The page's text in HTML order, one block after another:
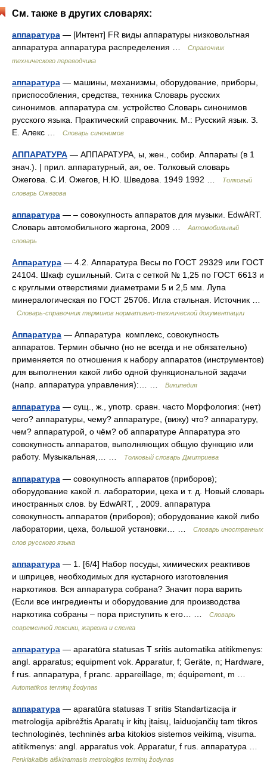
См. также в других словарях:
аппаратура — [Интент] FR виды аппаратуры низковольтная
аппаратура аппаратура распределения …
Справочник
технического переводчика
аппаратура — машины, механизмы, оборудование, приборы,
приспособления, средства, техника Словарь русских
синонимов. аппаратура см. устройство Словарь синонимов
русского языка. Практический справочник. М.: Русский язык. З.
Е. Алекс …
Словарь синонимов
АППАРАТУРА — АППАРАТУРА, ы, жен., собир. Аппараты (в 1
знач.). | прил. аппаратурный, ая, ое. Толковый словарь
Ожегова. С.И. Ожегов, Н.Ю. Шведова. 1949 1992 …
Толковый
словарь Ожегова
аппаратура — – совокупность аппаратов для музыки. EdwART.
Словарь автомобильного жаргона, 2009 …
Автомобильный
словарь
Аппаратура — 4.2. Аппаратура Весы по ГОСТ 29329 или ГОСТ
24104. Шкаф сушильный. Сита с сеткой № 1,25 по ГОСТ 6613 и
с круглыми отверстиями диаметрами 5 и 2,5 мм. Лупа
минералогическая по ГОСТ 25706. Игла стальная. Источник …
Словарь-справочник терминов нормативно-технической документации
Аппаратура — Аппаратура комплекс, совокупность
аппаратов. Термин обычно (но не всегда и не обязательно)
применяется по отношения к набору аппаратов (инструментов)
для выполнения какой либо одной функциональной задачи
(напр. аппаратура управления):… …
Википедия
аппаратура — сущ., ж., употр. сравн. часто Морфология: (нет)
чего? аппаратуры, чему? аппаратуре, (вижу) что? аппаратуру,
чем? аппаратурой, о чём? об аппаратуре Аппаратура это
совокупность аппаратов, выполняющих общую функцию или
работу. Музыкальная,… …
Толковый словарь Дмитриева
аппаратура — совокупность аппаратов (приборов);
оборудование какой л. лаборатории, цеха и т. д. Новый словарь
иностранных слов. by EdwART, , 2009. аппаратура
совокупность аппаратов (приборов); оборудование какой либо
лаборатории, цеха, большой установки… …
Словарь иностранных
слов русского языка
аппаратура — 1. [6/4] Набор посуды, химических реактивов
и шприцев, необходимых для кустарного изготовления
наркотиков. Вся аппаратура собрана? Значит пора варить
(Если все ингредиенты и оборудование для производства
наркотика собраны – пора приступить к его… …
Cловарь
современной лексики, жаргона и сленга
аппаратура — aparatūra statusas T sritis automatika atitikmenys:
angl. apparatus; equipment vok. Apparatur, f; Geräte, n; Hardware,
f rus. аппаратура, f pranc. appareillage, m; équipement, m …
Automatikos terminų žodynas
аппаратура — aparatūra statusas T sritis Standartizacija ir
metrologija apibrėžtis Aparatų ir kitų įtaisų, laiduojančių tam tikros
technologinės, techninės arba kitokios sistemos veikimą, visuma.
atitikmenys: angl. apparatus vok. Apparatur, f rus. аппаратура …
Penkiakalbis aiškinamasis metrologijos terminų žodynas